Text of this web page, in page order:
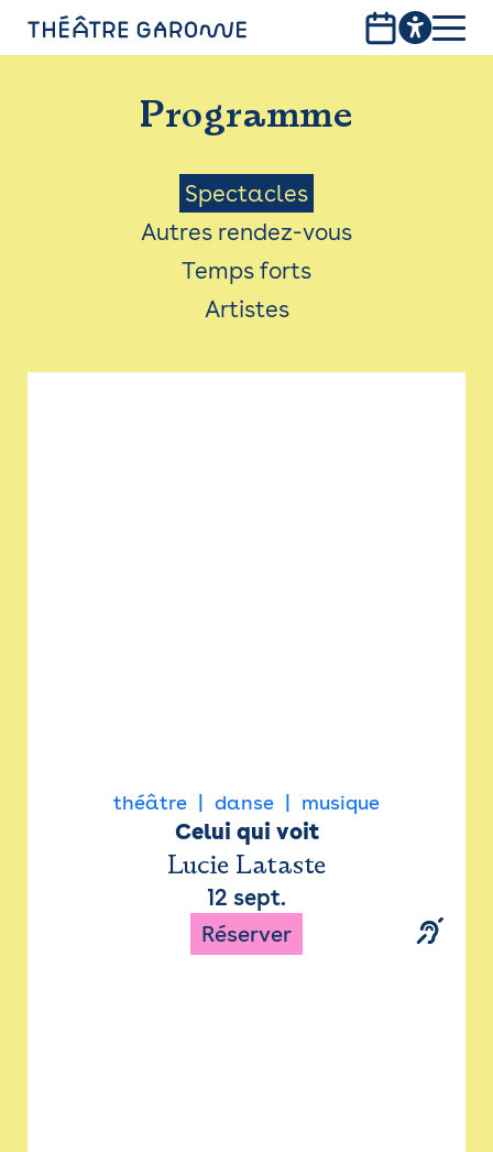
PROGRAMME
INFOS PRATIQUES
AVEC LES PUBLICS
ACCESSIBILITÉ
LES PRODUCTIONS
Programme
Menu
Saison
Spectacles
Autres rendez-vous
Temps forts
Artistes
théâtre danse musique
Celui qui voit
Lucie Lataste
12 sept.
Réserver